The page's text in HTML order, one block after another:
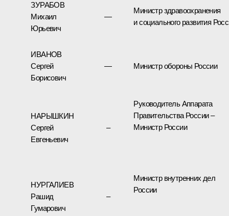
ЗУРАБОВ
Михаил
Юрьевич
—
Министр здравоохранения
и социального развития
ИВАНОВ
Сергей
Борисович
— Министр обороны России
НАРЫШКИН
Сергей
Евгеньевич
–
Руководитель Аппарата
Правительства России –
Министр России
НУРГАЛИЕВ
Рашид
Гумарович
–
Министр внутренних дел
России